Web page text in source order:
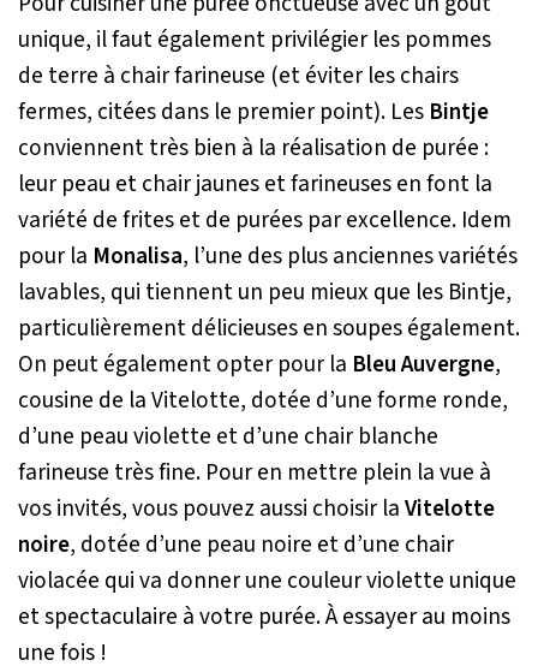
unique, il faut également privilégier les pommes
de terre à chair farineuse (et éviter les chairs
fermes, citées dans le premier point). Les Bintje
conviennent très bien à la réalisation de purée :
leur peau et chair jaunes et farineuses en font la
variété de frites et de purées par excellence. Idem
pour la Monalisa, l’une des plus anciennes variétés
lavables, qui tiennent un peu mieux que les Bintje,
particulièrement délicieuses en soupes également.
On peut également opter pour la Bleu Auvergne,
cousine de la Vitelotte, dotée d’une forme ronde,
d’une peau violette et d’une chair blanche
farineuse très fine. Pour en mettre plein la vue à
vos invités, vous pouvez aussi choisir laVitelotte
noire, dotée d’une peau noire et d’une chair
violacée qui va donner une couleur violette unique
et spectaculaire à votre purée. À essayer au moins
une fois !